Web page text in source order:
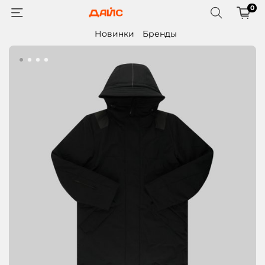
0
Новинки Бренды